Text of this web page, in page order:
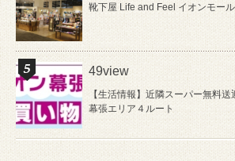
靴下屋 Life and Feel イオンモー
49view
【生活情報】近隣スーパー無料
幕張エリア４ルート